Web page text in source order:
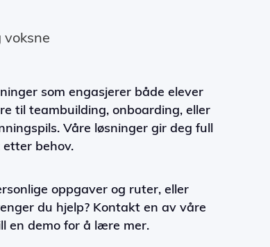
voksne
som engasjerer både elever
til teambuilding, onboarding, eller
Våre løsninger gir deg full
behov.
oppgaver og ruter, eller
du hjelp? Kontakt en av våre
en demo for å lære mer.